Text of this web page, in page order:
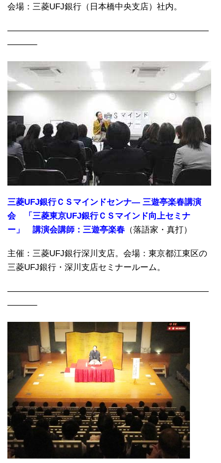
会場：三菱UFJ銀行（日本橋中央支店）社内。
————————————————————————
———–
三菱UFJ銀行ＣＳマインドセンナ― 三遊亭楽春講演
会 「三菱東京UFJ銀行ＣＳマインド向上セミナ
ー」 講演会講師：三遊亭楽春 （落語家・真打）
主催：三菱UFJ銀行深川支店。会場：東京都江東区の
三菱UFJ銀行・深川支店セミナールーム。
————————————————————————
———–